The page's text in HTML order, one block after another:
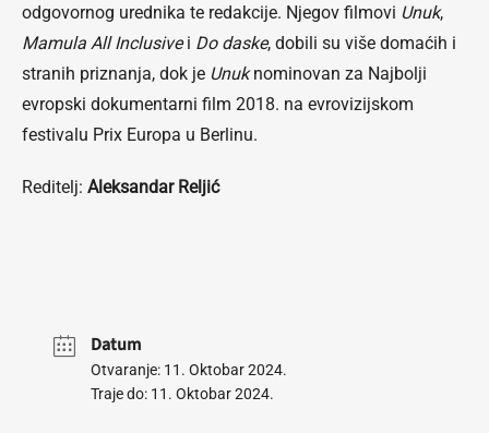
odgovornog urednika te redakcije. Njegov filmovi Unuk,
Mamula All Inclusivei Do daske, dobili su više domaćih i
stranih priznanja, dok je Unuknominovan za Najbolji
evropski dokumentarni film 2018. na evrovizijskom
festivalu Prix Europa u Berlinu.
Reditelj: Aleksandar Reljić
Datum
Otvaranje: 11. Oktobar 2024.
Traje do: 11. Oktobar 2024.